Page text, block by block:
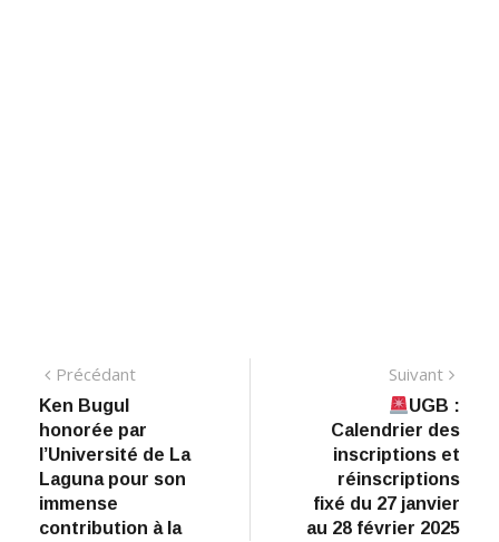
Navigation
de
l’article
PrécédantPrécédant:
Ken Bugul
honorée par
l’Université de La
Laguna pour son
immense
contribution à la
Suivant
UGB :
Calendrier des
inscriptions et
réinscriptions
fixé du 27 janvier
au 28 février 2025